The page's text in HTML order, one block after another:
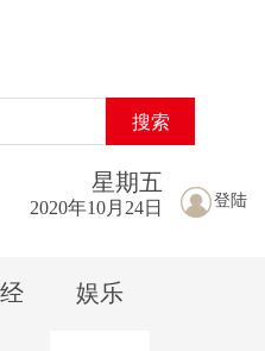
搜索
登陆
星期五
2020年10月24日
娱乐